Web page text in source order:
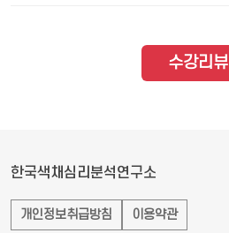
수강리뷰
한국색채심리분석연구소
개인정보취급방침 이용약관